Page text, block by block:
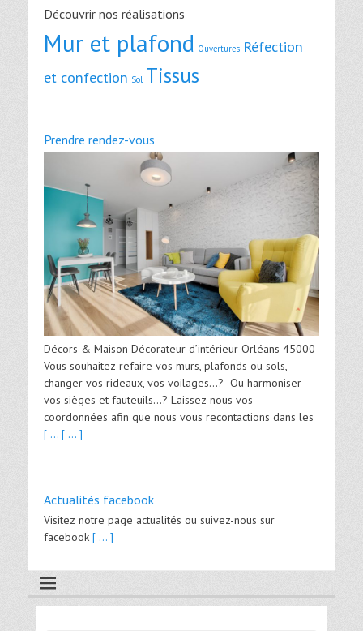
Découvrir nos réalisations
Mur et plafond Ouvertures Réfection
et confection Sol Tissus
Prendre rendez-vous
Décors & Maison Décorateur d’intérieur Orléans 45000
Vous souhaitez refaire vos murs, plafonds ou sols,
changer vos rideaux, vos voilages…? Ou harmoniser
vos sièges et fauteuils…? Laissez-nous vos
coordonnées afin que nous vous recontactions dans les
[ ... [ ... ]
Actualités facebook
Visitez notre page actualités ou suivez-nous sur
facebook [ ... ]